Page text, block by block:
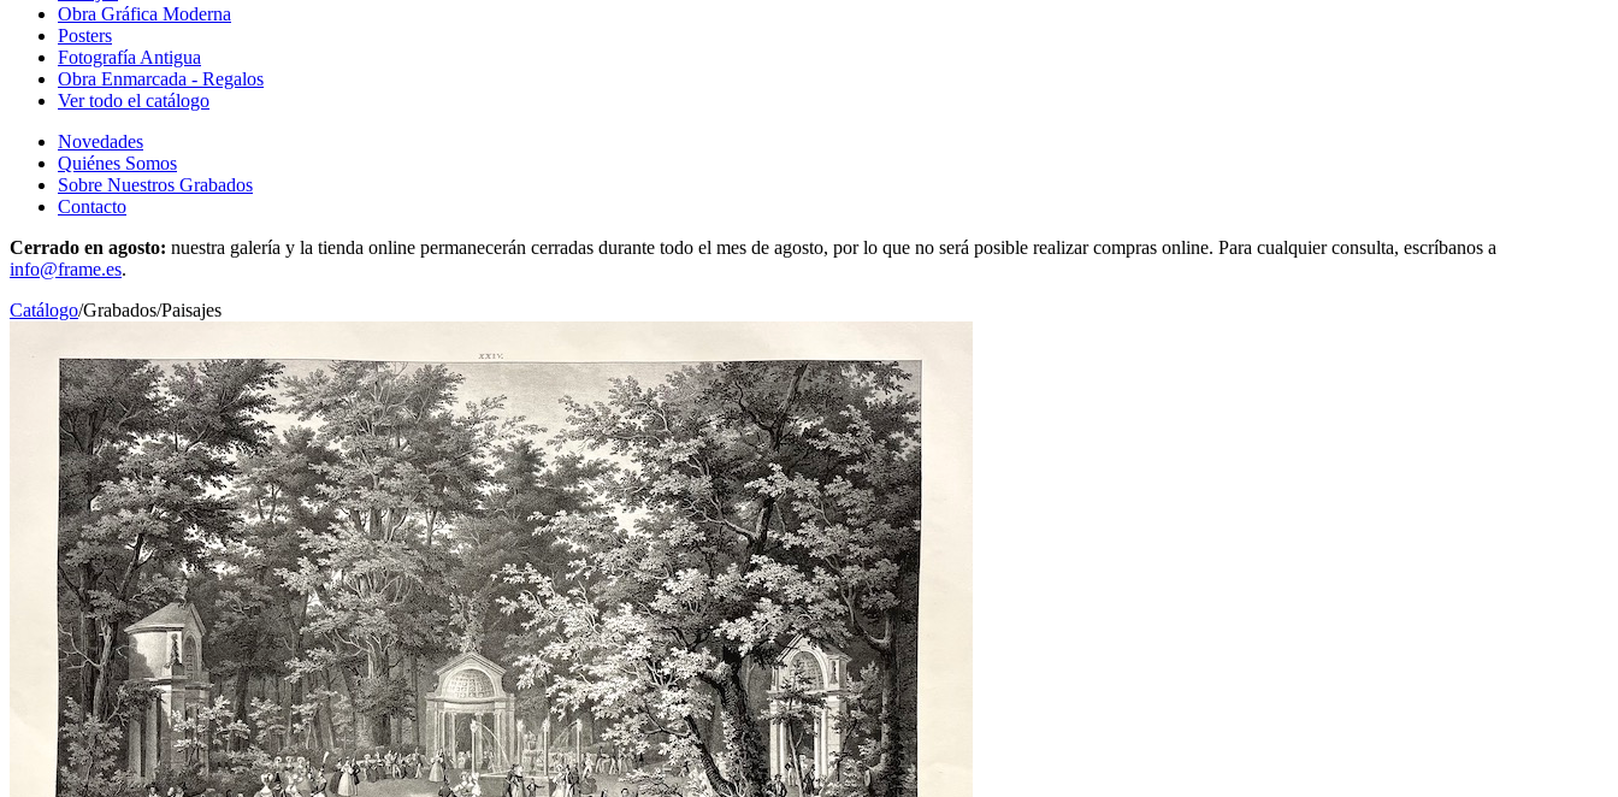
Obra Gráfica Moderna
Posters
Fotografía Antigua
Obra Enmarcada - Regalos
Ver todo el catálogo
Novedades
Quiénes Somos
Sobre Nuestros Grabados
Contacto
Cerrado en agosto: nuestra galería y la tienda online permanecerán cerradas durante todo el mes de agosto, por lo que no será posible realizar compras online. Para cualquier consulta, escríbanos a
info@frame.es.
Catálogo/Grabados/Paisajes